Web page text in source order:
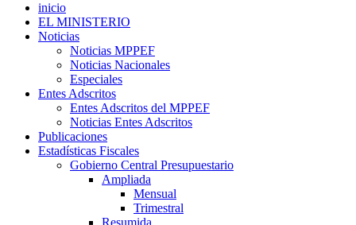
inicio
EL MINISTERIO
Noticias
Noticias MPPEF
Noticias Nacionales
Especiales
Entes Adscritos
Entes Adscritos del MPPEF
Noticias Entes Adscritos
Publicaciones
Estadísticas Fiscales
Gobierno Central Presupuestario
Ampliada
Mensual
Trimestral
Resumida